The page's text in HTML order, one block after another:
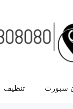
سبورت تنظيف